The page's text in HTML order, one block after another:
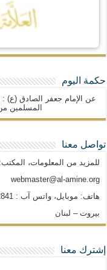
حكمة اليوم
عن الإمام جعفر الصادق
المسلمين
تواصل معنا
للمزيد من المعلومات، المكتب:
webmaster@al-amine.org
هاتف: موبايل، واتس آب : 0096170972841
بيروت – لبنان
إشترك معنا